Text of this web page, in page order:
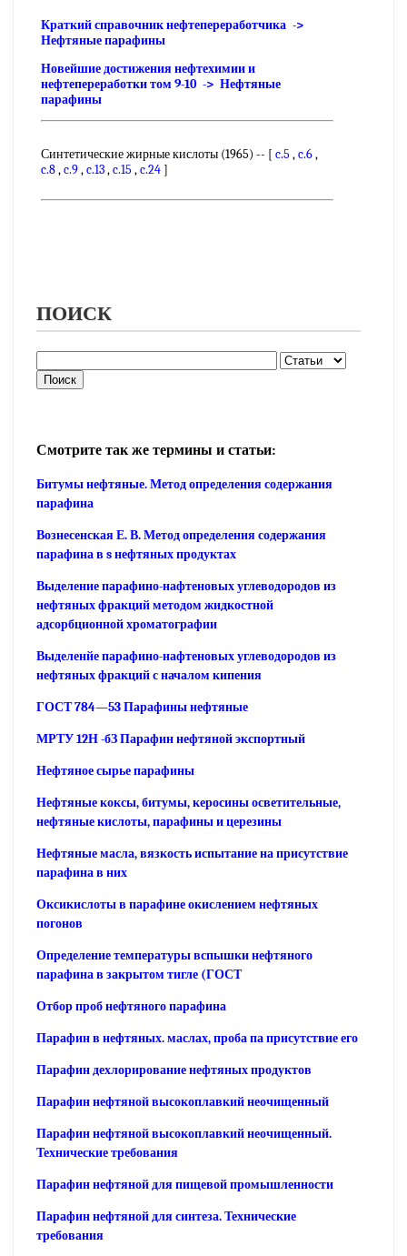
Краткий справочник нефтепереработчика ->
Нефтяные парафины
Новейшие достижения нефтехимии и
нефтепереработки том 9-10 -> Нефтяные
парафины
Синтетические жирные кислоты (1965) -- [ c.5 ,c.6,
c.8,c.9,c.13,c.15 ,c.24]
ПОИСК
Смотрите так же термины и статьи:
Битумы нефтяные. Метод определения содержания
парафина
Вознесенская Е. В. Метод определения содержания
парафина в s нефтяных продуктах
Выделение парафино-нафтеновых углеводородов из
нефтяных фракций методом жидкостной
адсорбционной хроматографии
Выделенйе парафино-нафтеновых углеводородов из
нефтяных фракций с началом кипения
ГОСТ 784—53 Парафины нефтяные
МРТУ 12Н -бЗ Парафин нефтяной экспортный
Нефтяное сырье парафины
Нефтяные коксы, битумы, керосины осветительные,
нефтяные кислоты, парафины и церезины
Нефтяные масла, вязкость испытание на присутствие
парафина в них
Оксикислоты в парафине окислением нефтяных
погонов
Определение температуры вспышки нефтяного
парафина в закрытом тигле (ГОСТ
Отбор проб нефтяного парафина
Парафин в нефтяных. маслах, проба па присутствие его
Парафин дехлорирование нефтяных продуктов
Парафин нефтяной высокоплавкий неочищенный
Парафин нефтяной высокоплавкий неочищенный.
Технические требования
Парафин нефтяной для пищевой промышленности
Парафин нефтяной для синтеза. Технические
требования